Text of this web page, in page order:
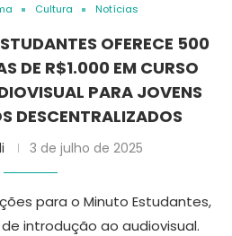
Cultura Notícias
OFERECE 500
DE R$1.000 EM CURSO
PARA JOVENS
DESCENTRALIZADOS
3 de julho de 2025
para o Minuto Estudantes,
introdução ao audiovisual.